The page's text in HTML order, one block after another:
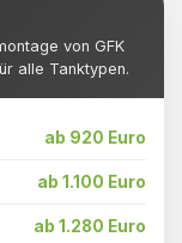
von GFK
alle Tanktypen.
ab 920 Euro
ab 1.100 Euro
ab 1.280 Euro